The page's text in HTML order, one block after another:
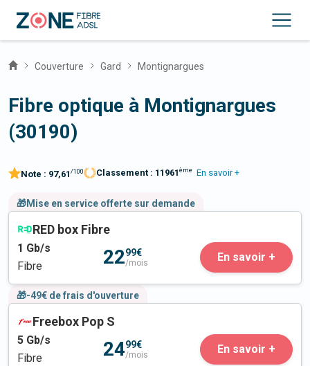
Couverture Gard Montignargues
Fibre optique à Montignargues
(30190)
Note : 97,61 /100 Classement : 11961 ème En savoir +
🎁Mise en service offerte sur demande
RED box Fibre
1 Gb/s
Fibre
2299€
/mois En savoir +
🎁-49€ de frais d'ouverture
Freebox Pop S
5 Gb/s
Fibre
2499€
/mois En savoir +